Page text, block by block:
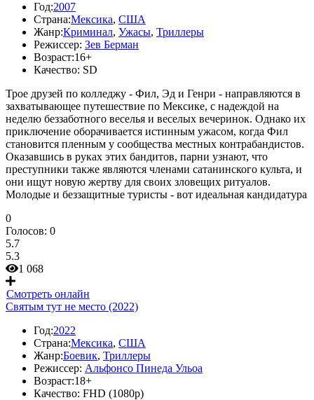
Год:2007
Страна:Мексика, США
Жанр:Криминал, Ужасы, Триллеры
Режиссер: Зев Берман
Возраст:16+
Качество: SD
Трое друзей по колледжу - Фил, Эд и Генри - направляются в
захватывающее путешествие по Мексике, с надеждой на
неделю беззаботного веселья и веселых вечеринок. Однако их
приключение оборачивается истинным ужасом, когда Фил
становится пленным у сообщества местных контрабандистов.
Оказавшись в руках этих бандитов, парни узнают, что
преступники также являются членами сатанинского культа, и
они ищут новую жертву для своих зловещих ритуалов.
Молодые и беззащитные туристы - вот идеальная кандидатура
0
Голосов: 0
5.7
5.3
1 068
Смотреть онлайн
Святым тут не место (2022)
Год:2022
Страна:Мексика, США
Жанр:Боевик, Триллеры
Режиссер: Альфонсо Пинеда Ульоа
Возраст:18+
Качество: FHD (1080p)